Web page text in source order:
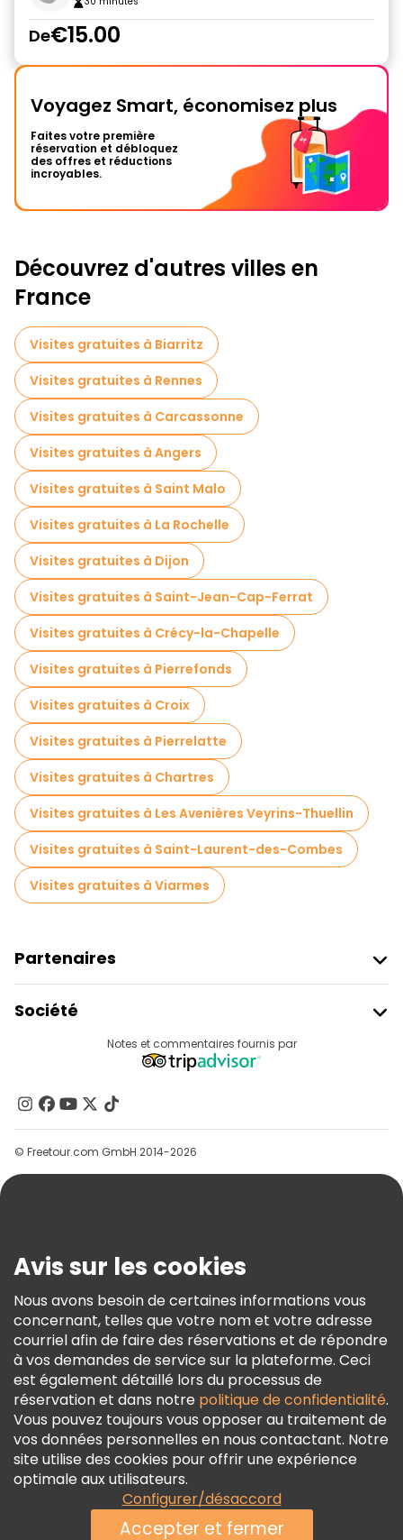
De€15.00
Voyagez Smart, économisez plus
Faites votre première
réservation et débloquez
des offres et réductions
incroyables.
Découvrez d'autres villes en
France
Visites gratuites à Biarritz
Visites gratuites à Rennes
Visites gratuites à Carcassonne
Visites gratuites à Angers
Visites gratuites à Saint Malo
Visites gratuites à La Rochelle
Visites gratuites à Dijon
Visites gratuites à Saint-Jean-Cap-Ferrat
Visites gratuites à Crécy-la-Chapelle
Visites gratuites à Pierrefonds
Visites gratuites à Croix
Visites gratuites à Pierrelatte
Visites gratuites à Chartres
Visites gratuites à Les Avenières Veyrins-Thuellin
Visites gratuites à Saint-Laurent-des-Combes
Visites gratuites à Viarmes
Partenaires
Connexion Du Fournisseur
Programme D’affiliation
Société
Contactez-Nous
Groupes
Aide
Conditions Générales Et Mentions Légales
Politique En Matière De Cookies
Freetour Prix
Programme De Fidélité
Notes et commentaires fournis par
© Freetour.com GmbH 2014-2026
Avis sur les cookies
Nous avons besoin de certaines informations vous
concernant, telles que votre nom et votre adresse
courriel afin de faire des réservations et de répondre
à vos demandes de service sur la plateforme. Ceci
est également détaillé lors du processus de
réservation et dans notre politique de confidentialité.
Vous pouvez toujours vous opposer au traitement de
vos données personnelles en nous contactant. Notre
site utilise des cookies pour offrir une expérience
optimale aux utilisateurs.
Configurer/désaccord
Accepter et fermer